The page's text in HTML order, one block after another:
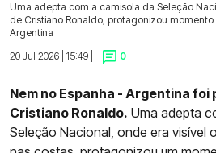
Uma adepta com a camisola da Seleção
de Cristiano Ronaldo, protagonizou
Argentina
20 Jul 2026 | 15:49 |
0
Nem no Espanha - Argentina
Cristiano Ronaldo. Uma adepta
Seleção Nacional, onde era visível